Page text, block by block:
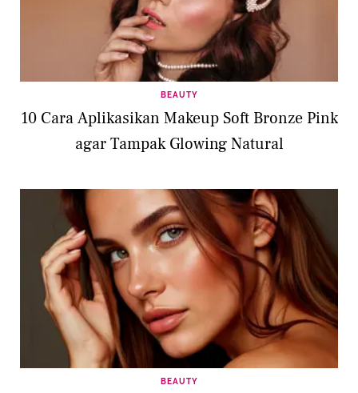
BEAUTY
10 Cara Aplikasikan Makeup Soft Bronze Pink
agar Tampak Glowing Natural
BEAUTY